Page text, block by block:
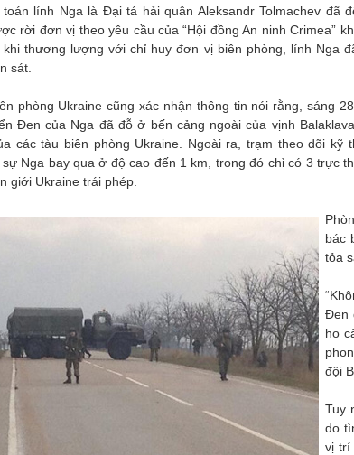
lính Nga là Đại tá hải quân Aleksandr Tolmachev đã
rời đơn vị theo yêu cầu của “Hội đồng An ninh Crimea”
khi thương lượng với chỉ huy đơn vị biên phòng, lính Nga
sát.
phòng Ukraine cũng xác nhận thông tin nói rằng, sáng
Đen của Nga đã đỗ ở bến cảng ngoài của vịnh
các tàu biên phòng Ukraine. Ngoài ra, trạm theo dõi kỹ
Nga bay qua ở độ cao đến 1 km, trong đó chỉ có 3 trực
giới Ukraine trái phép.
bác
tỏa
Đen
họ
đội
Tuy
do
vị trí